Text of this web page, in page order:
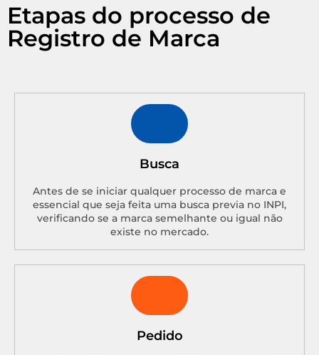
Etapas do processo de
Registro de Marca
Busca
Antes de se iniciar qualquer processo de marca e
essencial que seja feita uma busca previa no INPI,
verificando se a marca semelhante ou igual não
existe no mercado.
Pedido